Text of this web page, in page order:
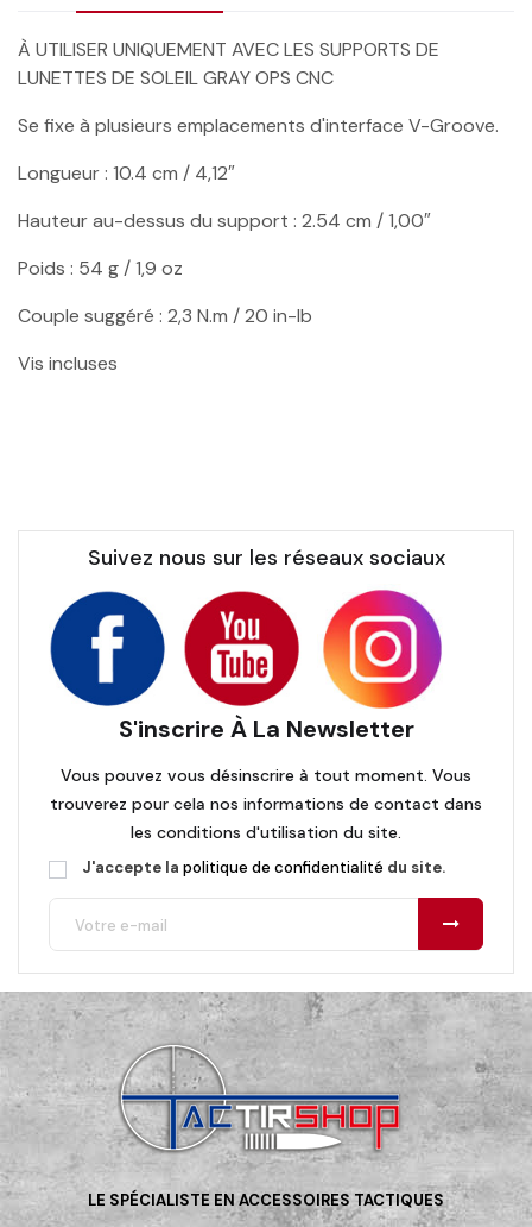
À UTILISER UNIQUEMENT AVEC LES SUPPORTS DE
LUNETTES DE SOLEIL GRAY OPS CNC
Se fixe à plusieurs emplacements d'interface V-Groove.
Longueur : 10.4 cm / 4,12″
Hauteur au-dessus du support : 2.54 cm / 1,00″
Poids : 54 g / 1,9 oz
Couple suggéré : 2,3 N.m / 20 in-lb
Vis incluses
Suivez nous sur les réseaux sociaux
S'inscrire À La Newsletter
Vous pouvez vous désinscrire à tout moment. Vous
trouverez pour cela nos informations de contact dans
les conditions d'utilisation du site.
J'accepte la politique de confidentialité du site.
LE SPÉCIALISTE EN ACCESSOIRES TACTIQUES